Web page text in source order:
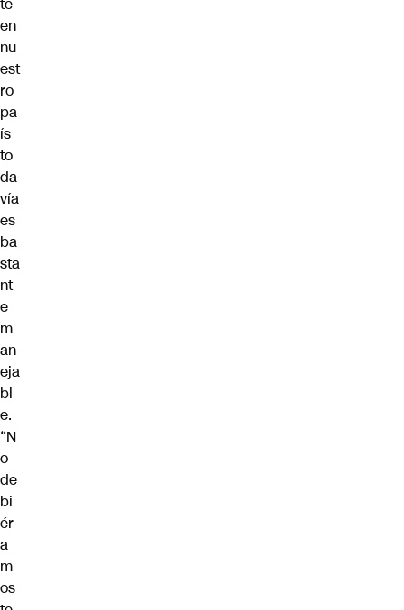
en
nu
est
ro
pa
ís
to
da
vía
es
ba
sta
nt
e
m
an
eja
bl
e.
“N
o
de
bi
ér
a
m
os